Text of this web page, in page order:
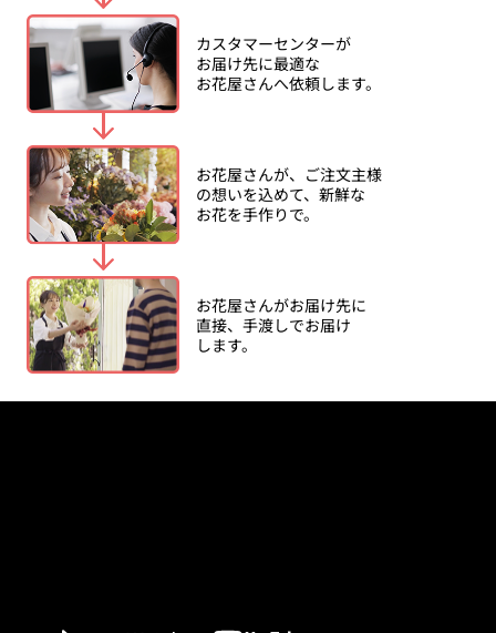
その他の注意事項
本キャンペーンについては下記をお読みいただき、ご同意
いただける場合のみご応募ください。
本キャンペーンに応募していただくにあたり、応募者はキ
ャンペーンの運用について事務局の運用方法に従うものと
し、一切異議申立てを行わないものとします。
同一アカウントで複数の方のご応募はできません。あらか
じめご了承ください。
本キャンペーンについての連絡及び賞品発送に関して、事
務局からご連絡をさせていただく場合がございます。
本キャンペーンサイトの利用・利用停止、もしくは不能に
よる損害については事務局は一切責任を負いかねます。
（各種Webサービスのサーバダウン等も含む）
本キャンペーンはPC・スマートフォンからのご応募とな
ります。稀に、機種によってはご利用できない場合がござ
カスタマーセンターが
お届け先に最適な
お花屋さんへ依頼します。
お花屋さんが、ご注文主様
の想いを込めて、新鮮な
お花を手作りで。
お花屋さんがお届け先に
直接、手渡しでお届け
します。